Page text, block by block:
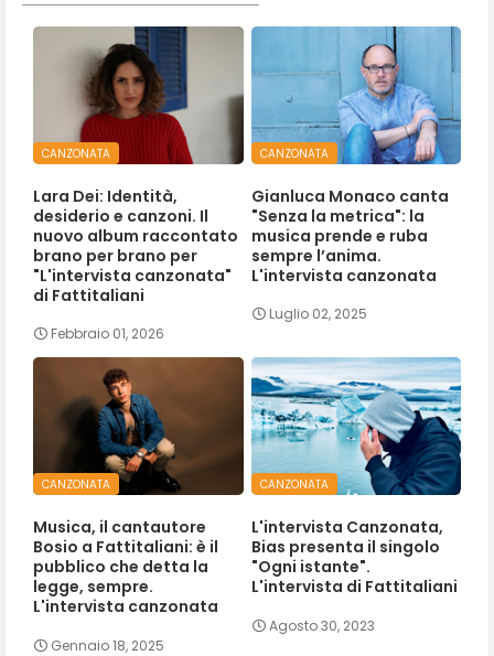
CANZONATA
Lara Dei: Identità,
desiderio e canzoni. Il
nuovo album raccontato
brano per brano per
"L'intervista canzonata"
di Fattitaliani
Febbraio 01, 2026
CANZONATA
Gianluca Monaco canta
"Senza la metrica": la
musica prende e ruba
sempre l’anima.
L'intervista canzonata
Luglio 02, 2025
CANZONATA
Musica, il cantautore
Bosio a Fattitaliani: è il
pubblico che detta la
legge, sempre.
L'intervista canzonata
Gennaio 18, 2025
CANZONATA
L'intervista Canzonata,
Bias presenta il singolo
"Ogni istante".
L'intervista di Fattitaliani
Agosto 30, 2023